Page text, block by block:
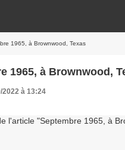
1965, à Brownwood, Texas
1965, à Brownwood,
2022 à 13:24